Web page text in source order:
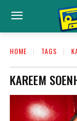
HOME TAGS
KAREEM